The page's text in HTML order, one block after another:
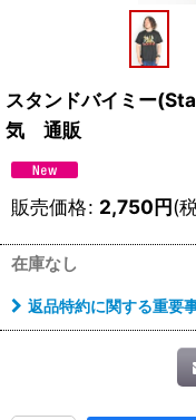
スタンドバイミー
気 通販
販売価格: 2,750円(
在庫なし
返品特約に関する重要